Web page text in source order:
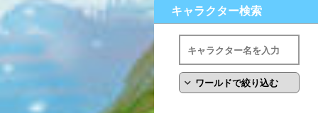
キャラクター検索